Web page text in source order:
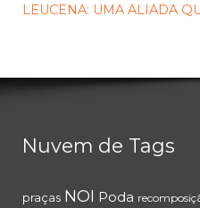
LEUCENA: UMA ALIADA
Nuvem de Tags
praças NOI Poda